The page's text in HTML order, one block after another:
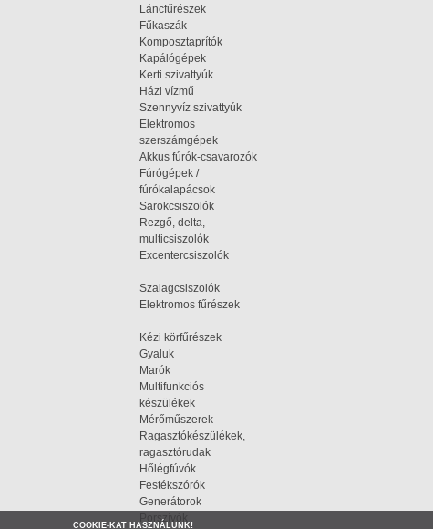
Láncfűrészek
Fűkaszák
Komposztaprítók
Kapálógépek
Kerti szivattyúk
Házi vízmű
Szennyvíz szivattyúk
Elektromos
szerszámgépek
Akkus fúrók-csavarozók
Fúrógépek /
fúrókalapácsok
Sarokcsiszolók
Rezgő, delta,
multicsiszolók
Excentercsiszolók
Szalagcsiszolók
Elektromos fűrészek
Kézi körfűrészek
Gyaluk
Marók
Multifunkciós
készülékek
Mérőműszerek
Ragasztókészülékek,
ragasztórudak
Hőlégfúvók
Festékszórók
Generátorok
Porszívók
COOKIE-KAT HASZNÁLUNK!